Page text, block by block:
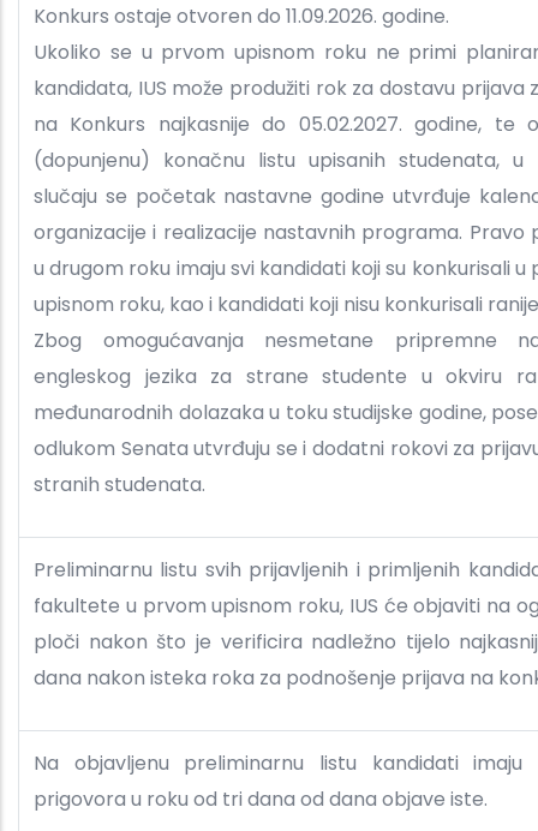
Konkurs ostaje otvoren do 11.09.2026. godine.
Ukoliko se u prvom upisnom roku ne primi
kandidata, IUS može produžiti rok za dostavu prijava
na Konkurs najkasnije do 05.02.2027. godine, te
(dopunjenu) konačnu listu upisanih studenata, u
slučaju se početak nastavne godine utvrđuje
organizacije i realizacije nastavnih programa. Pravo
u drugom roku imaju svi kandidati koji su konkurisali u
upisnom roku, kao i kandidati koji nisu konkurisali
Zbog omogućavanja nesmetane pripremne
engleskog jezika za strane studente u okviru
međunarodnih dolazaka u toku studijske godine,
odlukom Senata utvrđuju se i dodatni rokovi za
stranih studenata.
Preliminarnu listu svih prijavljenih i primljenih
fakultete u prvom upisnom roku, IUS će objaviti na
ploči nakon što je verificira nadležno tijelo
dana nakon isteka roka za podnošenje prijava na
Na objavljenu preliminarnu listu kandidati imaju
prigovora u roku od tri dana od dana objave iste.